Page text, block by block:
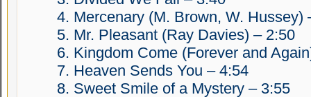
Mercenary (M. Brown, W. Hussey)
Mr. Pleasant (Ray Davies) – 2:50
Kingdom Come (Forever and
Heaven Sends You – 4:54
Sweet Smile of a Mystery – 3:55